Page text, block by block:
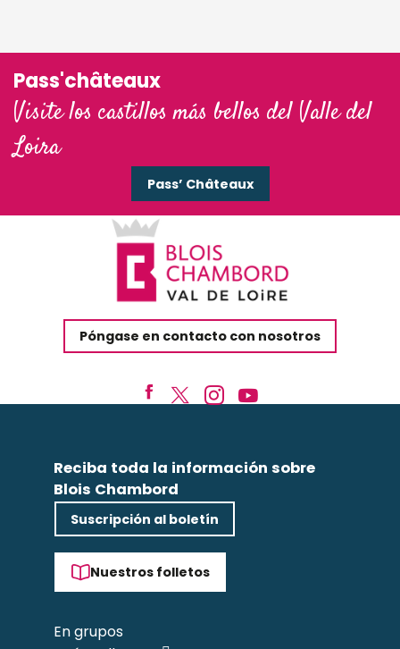
Pass'châteaux
Visite los castillos más bellos del Valle del
Loira
Pass’ Châteaux
Póngase en contacto con nosotros
Reciba toda la información sobre
Blois Chambord
Suscripción al boletín
Nuestros folletos
En grupos